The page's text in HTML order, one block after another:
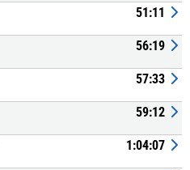
51:11
56:19
57:33
59:12
1:04:07